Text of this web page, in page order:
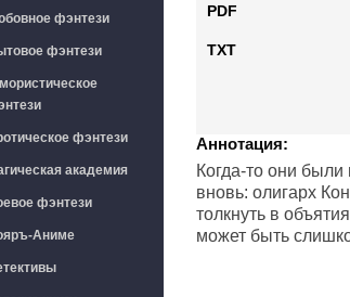
фэнтези
фэнтези
фэнтези
академия
фэнтези
Аниме
PDF
TXT
Аннотация:
Когда-то они
вновь: олигарх
толкнуть в
может быть